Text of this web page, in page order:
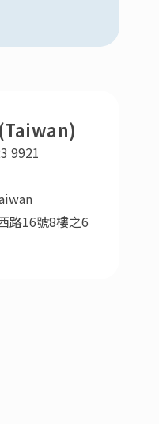
9921
路16號8樓之6